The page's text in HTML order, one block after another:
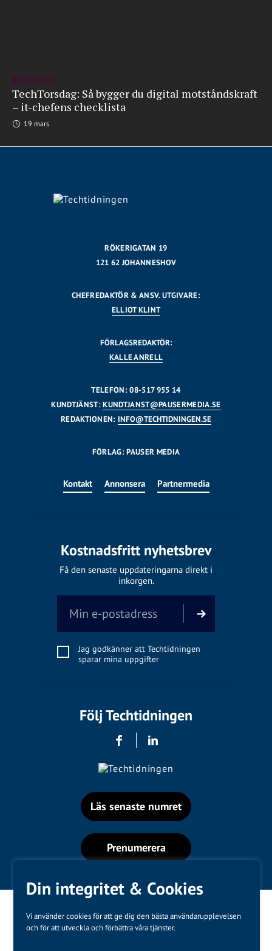
Din integritet & Cookies
Vi använder cookies för att ge dig den bästa användarupplevelsen
och för att utveckla och förbättra våra tjänster.
BRANSCHEN
TechTorsdag: Så bygger du digital motståndskraft
– it-chefens checklista
19 mars
RÖKERIGATAN 19
121 62 JOHANNESHOV
CHEFREDAKTÖR & ANSV. UTGIVARE:
ELLIOT KLINT
FÖRLAGSREDAKTÖR:
KALLE ANRELL
TELEFON: 08-517 955 14
KUNDTJÄNST:KUNDTJANST@PAUSERMEDIA.SE
REDAKTIONEN: INFO@TECHTIDNINGEN.SE
FÖRLAG: PAUSER MEDIA
Kontakt Annonsera Partnermedia
Kostnadsfritt nyhetsbrev
Få den senaste uppdateringarna direkt i
inkorgen.
Jag godkänner att Techtidningen
sparar mina uppgifter
Följ Techtidningen
Läs senaste numret
Prenumerera